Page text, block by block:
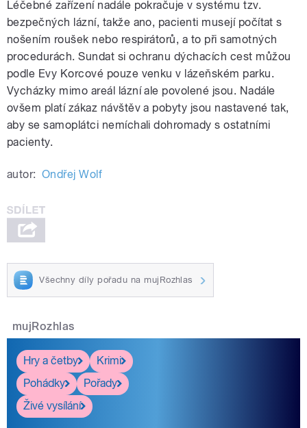
Léčebné zařízení nadále pokračuje v systému tzv.
bezpečných lázní, takže ano, pacienti musejí počítat s
nošením roušek nebo respirátorů, a to při samotných
procedurách. Sundat si ochranu dýchacích cest můžou
podle Evy Korcové pouze venku v lázeňském parku.
Vycházky mimo areál lázní ale povolené jsou. Nadále
ovšem platí zákaz návštěv a pobyty jsou nastavené tak,
aby se samoplátci nemíchali dohromady s ostatními
pacienty.
autor: Ondřej Wolf
Všechny díly pořadu na mujRozhlas
mujRozhlas
Hry a četby
Krimi
Pohádky
Pořady
Živé vysílání